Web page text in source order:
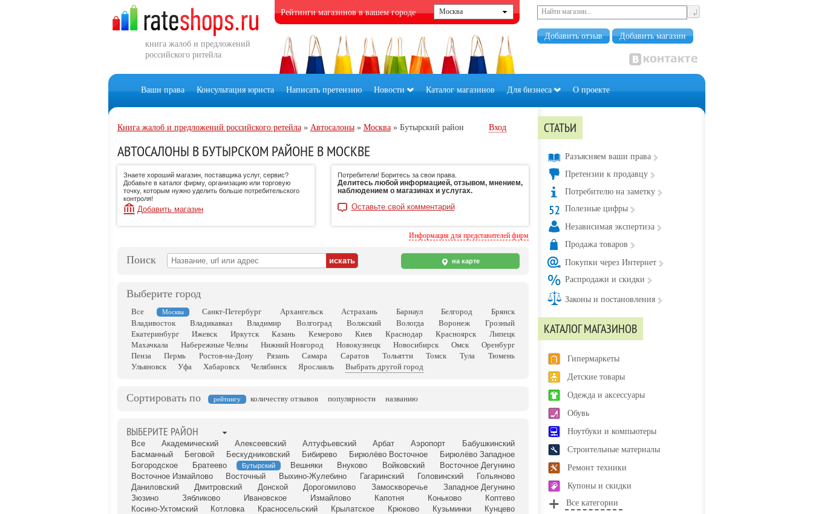
книга жалоб и предложений
российского ритейла
Рейтинги магазинов в вашем городе
Добавить отзыв Добавить магазин
Ваши права Консультация юриста Написать претензию Новости Каталог магазинов Для бизнеса О проекте
Книга жалоб и предложений российского ретейла» Автосалоны» Москва» Бутырский район Вход
АВТОСАЛОНЫ В БУТЫРСКОМ РАЙОНЕ В МОСКВЕ
Знаете хороший магазин, поставщика услуг, сервис?
Добавьте в каталог фирму, организацию или торговую
точку, которым нужно уделить больше потребительского
контроля!
Добавить магазин
Потребители! Боритесь за свои права.
Делитесь любой информацией, отзывом, мнением,
наблюдением о магазинах и услугах.
Оставьте свой комментарий
Информация для представителей фирм
Поиск на карте
Выберите город
Все Москва Санкт-Петербург Архангельск Астрахань Барнаул Белгород
Брянск
Владивосток
Владикавказ Владимир Волгоград Волжский Вологда Воронеж
Грозный
Екатеринбург
Ижевск Иркутск Казань Кемерово Киев Краснодар Красноярск
Липецк
Махачкала
Набережные Челны Нижний Новгород Новокузнецк Новосибирск Омск
Оренбург
Пенза
Пермь Ростов-на-Дону Рязань Самара Саратов Тольятти Томск Тула
Тюмень
Ульяновск
Уфа Хабаровск Челябинск Ярославль Выбрать другой город
Сортировать по рейтингу количеству отзывов популярности названию
ВЫБЕРИТЕ РАЙОН
Все Академический Алексеевский Алтуфьевский Арбат Аэропорт
Бабушкинский
Басманный
Беговой Бескудниковский Бибирево Бирюлёво Восточное
Бирюлёво Западное
Богородское
Братеево Бутырский Вешняки Внуково Войковский
Восточное Дегунино
Восточное Измайлово
Восточный Выхино-Жулебино Гагаринский Головинский
Гольяново
Даниловский
Дмитровский Донской Дорогомилово Замоскворечье
Западное Дегунино
Зюзино
Зябликово Ивановское Измайлово Капотня Коньково
Коптево
Косино-Ухтомский
Котловка Красносельский Крылатское Крюково Кузьминки
Кунцево
СТАТЬИ
Разъясняем ваши права
Претензии к продавцу
Потребителю на заметку
Полезные цифры
Независимая экспертиза
Продажа товаров
Покупки через Интернет
Распродажи и скидки
Законы и постановления
КАТАЛОГ МАГАЗИНОВ
Гипермаркеты
Детские товары
Одежда и аксессуары
Обувь
Ноутбуки и компьютеры
Строительные материалы
Ремонт техники
Купоны и скидки
Все категории